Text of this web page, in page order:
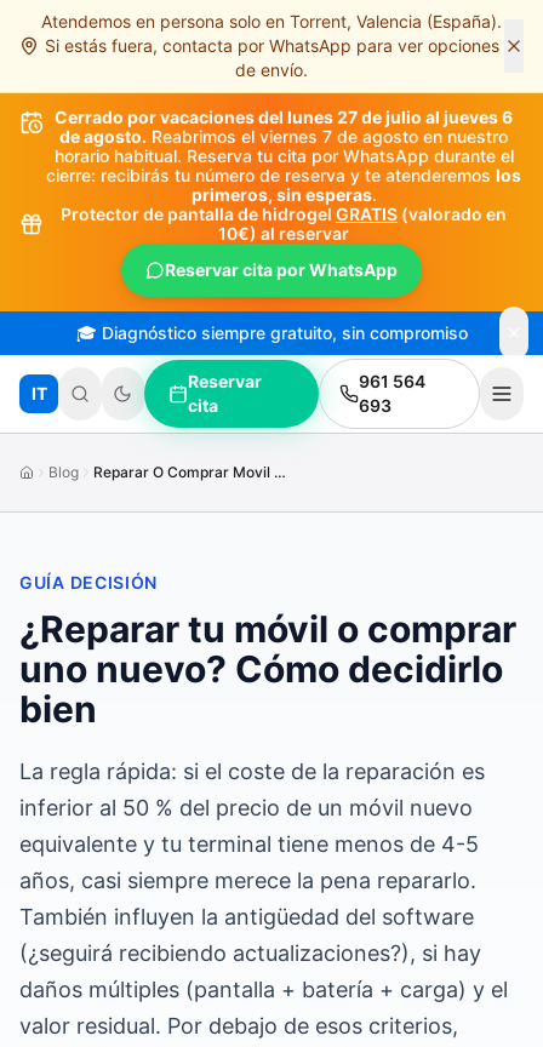
Saltar al contenido principal
Atendemos en persona solo en Torrent, Valencia (España).
Si estás fuera, contacta por WhatsApp para ver opciones
de envío.
Cerrado por vacaciones del lunes 27 de julio al jueves 6
de agosto. Reabrimos el viernes 7 de agosto en nuestro
horario habitual. Reserva tu cita por WhatsApp durante el
cierre: recibirás tu número de reserva y te atenderemos los
primeros, sin esperas.
Protector de pantalla de hidrogel GRATIS (valorado en
10€) al reservar
Reservar cita por WhatsApp
🎓 Diagnóstico siempre gratuito, sin compromiso
IT
Reservar
cita
961 564
693
Blog Reparar O Comprar Movil Nuevo
GUÍA DECISIÓN
¿Reparar tu móvil o comprar
uno nuevo? Cómo decidirlo
bien
La regla rápida: si el coste de la reparación es
inferior al 50 % del precio de un móvil nuevo
equivalente y tu terminal tiene menos de 4-5
años, casi siempre merece la pena repararlo.
También influyen la antigüedad del software
(¿seguirá recibiendo actualizaciones?), si hay
daños múltiples (pantalla + batería + carga) y el
valor residual. Por debajo de esos criterios,